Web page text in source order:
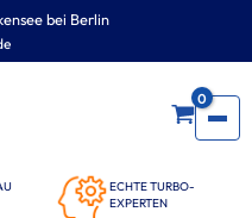
bei Berlin
ECHTE TURBO-
EXPERTEN
0